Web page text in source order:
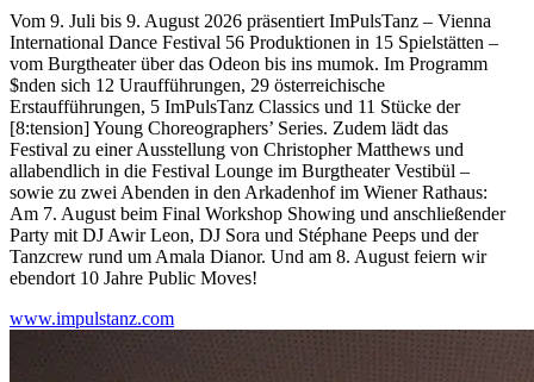
Vom 9. Juli bis 9. August 2026 präsentiert ImPulsTanz – Vienna
International Dance Festival 56 Produktionen in 15 Spielstätten –
vom Burgtheater über das Odeon bis ins mumok. Im Programm
$nden sich 12 Uraufführungen, 29 österreichische
Erstaufführungen, 5 ImPulsTanz Classics und 11 Stücke der
[8:tension] Young Choreographers’ Series. Zudem lädt das
Festival zu einer Ausstellung von Christopher Matthews und
allabendlich in die Festival Lounge im Burgtheater Vestibül –
sowie zu zwei Abenden in den Arkadenhof im Wiener Rathaus:
Am 7. August beim Final Workshop Showing und anschließender
Party mit DJ Awir Leon, DJ Sora und Stéphane Peeps und der
Tanzcrew rund um Amala Dianor. Und am 8. August feiern wir
ebendort 10 Jahre Public Moves!
www.impulstanz.com